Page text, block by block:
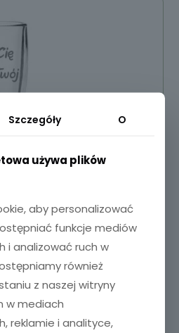
z grawerem 2szt.
zł
Szczegóły O
używa plików
aby personalizować
funkcje mediów
i analizować ruch w
również
z naszej witryny
w mediach
reklamie i analityce,